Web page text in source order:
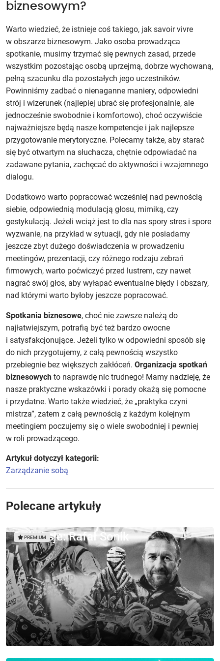
biznesowym?
Warto wiedzieć, że istnieje coś takiego, jak savoir vivre
w obszarze biznesowym. Jako osoba prowadząca
spotkanie, musimy trzymać się pewnych zasad, przede
wszystkim pozostając osobą uprzejmą, dobrze wychowaną,
pełną szacunku dla pozostałych jego uczestników.
Powinniśmy zadbać o nienaganne maniery, odpowiedni
strój i wizerunek (najlepiej ubrać się profesjonalnie, ale
jednocześnie swobodnie i komfortowo), choć oczywiście
najważniejsze będą nasze kompetencje i jak najlepsze
przygotowanie merytoryczne. Polecamy także, aby starać
się być otwartym na słuchacza, chętnie odpowiadać na
zadawane pytania, zachęcać do aktywności i wzajemnego
dialogu.
Dodatkowo warto popracować wcześniej nad pewnością
siebie, odpowiednią modulacją głosu, mimiką, czy
gestykulacją. Jeżeli wciąż jest to dla nas spory stres i spore
wyzwanie, na przykład w sytuacji, gdy nie posiadamy
jeszcze zbyt dużego doświadczenia w prowadzeniu
meetingów, prezentacji, czy różnego rodzaju zebrań
firmowych, warto poćwiczyć przed lustrem, czy nawet
nagrać swój głos, aby wyłapać ewentualne błędy i obszary,
nad którymi warto byłoby jeszcze popracować.
Spotkania biznesowe, choć nie zawsze należą do
najłatwiejszym, potrafią być też bardzo owocne
i satysfakcjonujące. Jeżeli tylko w odpowiedni sposób się
do nich przygotujemy, z całą pewnością wszystko
przebiegnie bez większych zakłóceń. Organizacja spotkań
biznesowych to naprawdę nic trudnego! Mamy nadzieję, że
nasze praktyczne wskazówki i porady okażą się pomocne
i przydatne. Warto także wiedzieć, że „praktyka czyni
mistrza”, zatem z całą pewnością z każdym kolejnym
meetingiem poczujemy się o wiele swobodniej i pewniej
w roli prowadzącego.
Artykuł dotyczył kategorii:
Zarządzanie sobą
Polecane artykuły
Refleksje: Rafał Sonik
PREMIUM